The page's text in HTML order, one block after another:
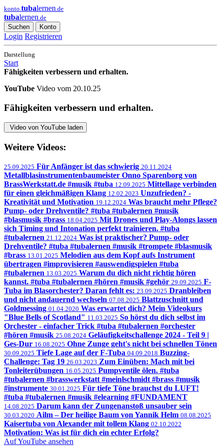
konto.tubalernen.de
tubalernen.de
Suchen
Konto
Login Registrieren
Darstellung
Start
Fähigkeiten verbessern und erhalten.
YouTube Video vom 20.10.25
Fähigkeiten verbessern und erhalten.
Video von YouTube laden
Weitere Videos:
25.09.2025 Für Anfänger ist das schwierig 20.11.2024
Metallblasinstrumentenbaumeister Onno Sparenborg von
BrassWerkstatt.de #musik #tuba 12.09.2025 Mittellage verbinden
für einen gleichmäßigen Klang 12.02.2023 Unzufrieden? -
Kreativität und Motivation 19.12.2024 Was braucht mehr Pflege?
Pump- oder Drehventile? #tuba #tubalernen #musik
#blasmusik #brass 18.04.2025 Mit Drones und Play-Alongs lassen
sich Timing und Intonation perfekt trainieren. #tuba
#tubalernen 21.12.2024 Was ist praktischer? Pump- oder
Drehventile? #tuba #tubalernen #musik #trompete #blasmusik
#brass 13.01.2025 Melodien aus dem Kopf aufs Instrument
übertragen #improvisieren #auswendigspielen #tuba
#tubalernen 13.03.2025 Warum du dich nicht richtig hören
kannst. #tuba #tubalernen #hören #musik #gehör 29.09.2025 F-
Tuba im Blasorchester? Daran fehlt es: 23.09.2025 Dranbleiben
und nicht andauernd wechseln 07.08.2025 Blattzuschnitt und
Goldmessing 01.04.2020 Was erwartet dich? Mein Videokurs
"Blue Bells of Scotland" 11.03.2025 So hörst du dich selbst im
Orchester - einfacher Trick #tuba #tubalernen #orchester
#hören #musik 25.08.2024 Geläufigkeitschallenge 2024 - Teil 9 |
Ges-Dur 16.08.2025 Ohne Zunge geht's nicht bei schnellen Tönen
30.09.2025 Tiefe Lage auf der F-Tuba 04.09.2018 Buzzing-
Challenge: Tag 19 26.03.2023 Zum Einüben: Mach mit bei
Tonleiterübungen 16.05.2025 Pumpventile ölen. #tuba
#tubalernen #brasswerkstatt #meinlschmidt #brass #musik
#instrumente 30.01.2025 Für tiefe Töne brauchst du LUFT!
#tuba #tubalernen #musik #elearning #FUNDAMENT
14.08.2025 Darum kann der Zungenanstoß unsauber sein
30.03.2020 Ailm – Der heilige Baum von Yannik Helm 08.08.2025
Kaisertuba von Alexander mit tollem Klang 02.10.2022
Motivation: Was ist für dich ein echter Erfolg?
Auf YouTube ansehen